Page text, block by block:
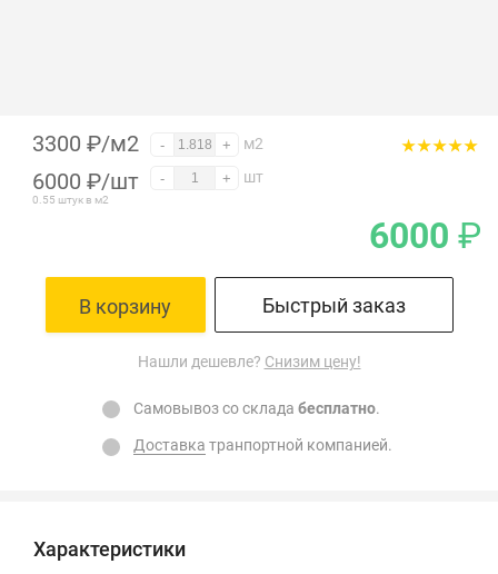
Характеристики
3300 ₽/м2 - + м2
6000 ₽/шт
0.55 штук в м2
- + шт
6000 ₽
В корзину Быстрый заказ
Нашли дешевле? Снизим цену!
Самовывоз со склада бесплатно.
Доставка транпортной компанией.